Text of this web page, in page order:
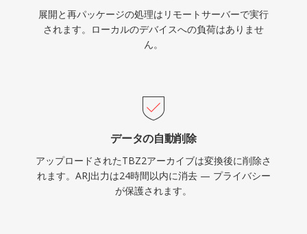
展開と再パッケージの処理はリモートサーバーで実行
されます。ローカルのデバイスへの負荷はありませ
ん。
データの自動削除
アップロードされたTBZ2アーカイブは変換後に削除さ
れます。ARJ出力は24時間以内に消去 — プライバシー
が保護されます。